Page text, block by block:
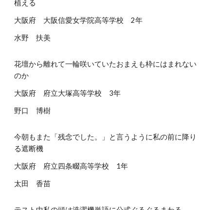
植える
大阪府 大阪信愛女学院高等学校 2年
水野 扶美
花壇から離れて一輪咲いていたおまえも枠にはまれない
のか
大阪府 府立大塚高等学校 3年
野口 博樹
今朝もまた「残念でした。」と言うように私の前に降り
る遮断機
大阪府 府立四条畷高等学校 1年
太田 香苗